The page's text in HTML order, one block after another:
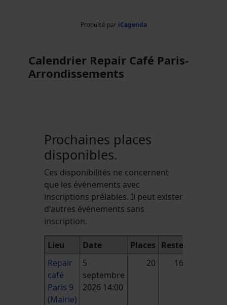
Propulsé par iCagenda
Calendrier Repair Café Paris-
Arrondissements
Prochaines places
disponibles.
Ces disponibilités ne concernent
que les événements avec
inscriptions prélables. Il peut exister
d'autres événements sans
inscription.
Lieu Date Places Reste
Repair
café
Paris 9
(Mairie)
5
septembre
2026 14:00
20 16